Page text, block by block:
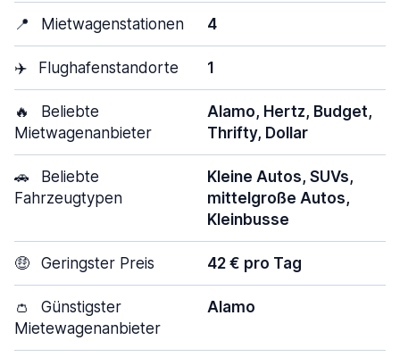
📍 Mietwagenstationen 4
✈️ Flughafenstandorte 1
🔥
Beliebte
Mietwagenanbieter
Alamo, Hertz, Budget,
Thrifty, Dollar
🚗
Beliebte
Fahrzeugtypen
Kleine Autos, SUVs,
mittelgroße Autos,
Kleinbusse
🤑 Geringster Preis 42 € pro Tag
👛
Günstigster
Mietewagenanbieter
Alamo